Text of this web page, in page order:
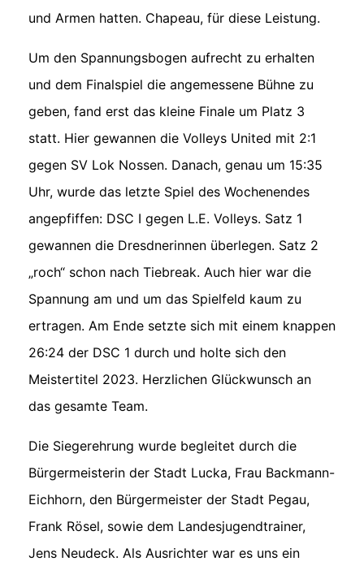
und Armen hatten. Chapeau, für diese Leistung.
Um den Spannungsbogen aufrecht zu erhalten
und dem Finalspiel die angemessene Bühne zu
geben, fand erst das kleine Finale um Platz 3
statt. Hier gewannen die Volleys United mit 2:1
gegen SV Lok Nossen. Danach, genau um 15:35
Uhr, wurde das letzte Spiel des Wochenendes
angepfiffen: DSC I gegen L.E. Volleys. Satz 1
gewannen die Dresdnerinnen überlegen. Satz 2
„roch“ schon nach Tiebreak. Auch hier war die
Spannung am und um das Spielfeld kaum zu
ertragen. Am Ende setzte sich mit einem knappen
26:24 der DSC 1 durch und holte sich den
Meistertitel 2023. Herzlichen Glückwunsch an
das gesamte Team.
Die Siegerehrung wurde begleitet durch die
Bürgermeisterin der Stadt Lucka, Frau Backmann-
Eichhorn, den Bürgermeister der Stadt Pegau,
Frank Rösel, sowie dem Landesjugendtrainer,
Jens Neudeck. Als Ausrichter war es uns ein